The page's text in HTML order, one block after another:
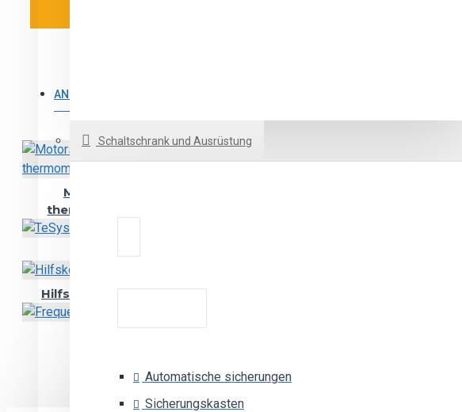
Schaltschrank und Ausrüstung
Automatische sicherungen
Sicherungskasten
ANDERE PRODUKTE
Motorschutzschalter mit
thermomagnetischem Schutz
Hilfskontakte für Motorschütze